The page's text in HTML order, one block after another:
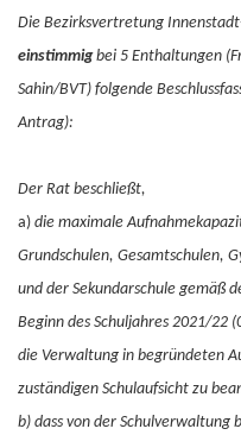
Die Bezirksvertretung
einstimmigbei 5 Enthaltungen
Sahin/BVT) folgende
Antrag):
Der Rat beschließt,
a) die maximale
Grundschulen, Gesamtschulen,
und der Sekundarschule gemäß
Beginn des Schuljahres 2021/22
die Verwaltung in begründeten
zuständigen Schulaufsicht zu
b) dass von der Schulverwaltung